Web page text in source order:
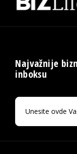
Najvažnije
inboksu